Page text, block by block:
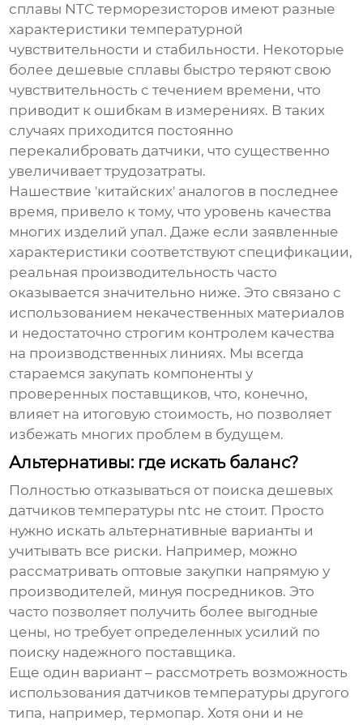
сплавы NTC терморезисторов имеют разные
характеристики температурной
чувствительности и стабильности. Некоторые
более дешевые сплавы быстро теряют свою
чувствительность с течением времени, что
приводит к ошибкам в измерениях. В таких
случаях приходится постоянно
перекалибровать датчики, что существенно
увеличивает трудозатраты.
Нашествие 'китайских' аналогов в последнее
время, привело к тому, что уровень качества
многих изделий упал. Даже если заявленные
характеристики соответствуют спецификации,
реальная производительность часто
оказывается значительно ниже. Это связано с
использованием некачественных материалов
и недостаточно строгим контролем качества
на производственных линиях. Мы всегда
стараемся закупать компоненты у
проверенных поставщиков, что, конечно,
влияет на итоговую стоимость, но позволяет
избежать многих проблем в будущем.
Альтернативы: где искать баланс?
Полностью отказываться от поискадешевых
датчиков температуры ntc не стоит. Просто
нужно искать альтернативные варианты и
учитывать все риски. Например, можно
рассматривать оптовые закупки напрямую у
производителей, минуя посредников. Это
часто позволяет получить более выгодные
цены, но требует определенных усилий по
поиску надежного поставщика.
Еще один вариант – рассмотреть возможность
использования датчиков температуры другого
типа, например, термопар. Хотя они и не